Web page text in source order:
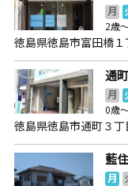
月
2歳
徳島県徳島市富田橋
通
月
0歳
徳島県徳島市通町３
藍
月